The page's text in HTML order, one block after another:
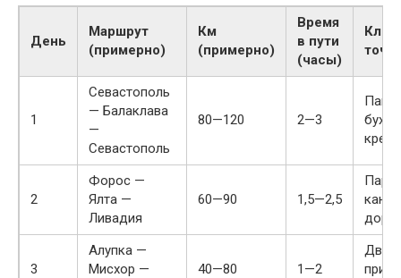
День
Маршрут
(примерно)
Км
(примерно)
Время
в пути
(часы)
1
Севастополь
— Балаклава
—
Севастополь
80—120 2—3
бухта,
2
Форос —
Ялта —
Ливадия
60—90 1,5—2,5
3
Алупка —
Мисхор —
40—80 1—2